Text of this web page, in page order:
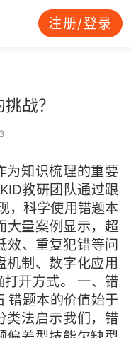
注册/登录
战？
为知识梳理的重要
教研团队通过跟
，科学使用错题本
大量案例显示，超
效、重复犯错等问
机制、数字化应用
开方式。 一、错
错题本的价值始于
类法启示我们，错